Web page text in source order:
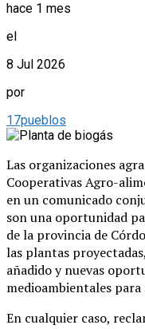
hace 1 mes
el
8 Jul 2026
por
17pueblos
Las organizaciones
Cooperativas Agro-
en un comunicado
son una oportunidad
de la provincia de
las plantas
añadido y nuevas
medioambientales
En cualquier caso,